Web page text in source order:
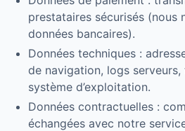
prestataires sécurisés (nous
données bancaires).
Données techniques :
de navigation, logs
système d’exploitation.
Données contractuelles :
échangées avec notre